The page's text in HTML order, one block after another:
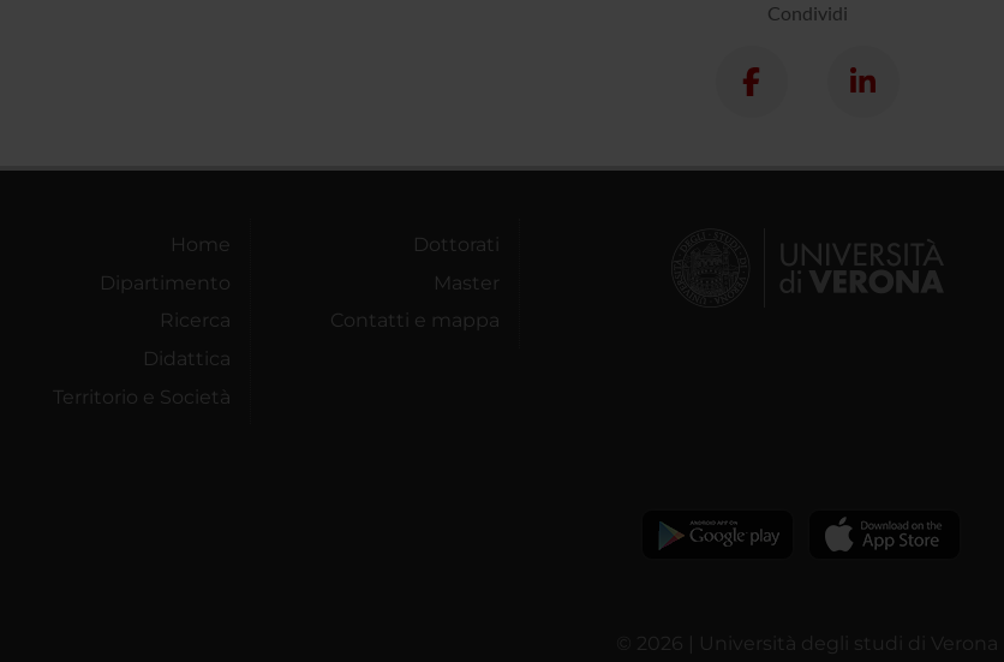
Condividi
Home
Dipartimento
Ricerca
Didattica
Territorio e Società
Dottorati
Master
Contatti e mappa
© 2026 | Università degli studi di Verona